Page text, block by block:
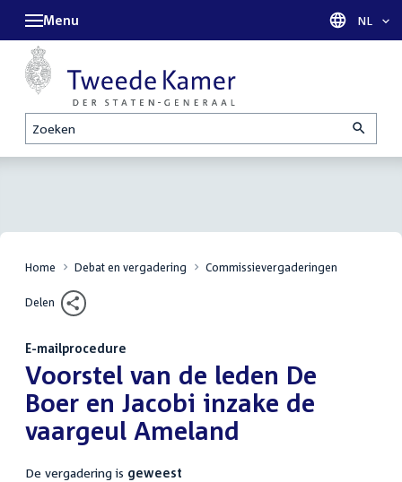
Zoeken
Menu Taal
NL
Home Debat en vergadering Commissievergaderingen
Delen
E-mailprocedure
:Voorstel van de leden De
Boer en Jacobi inzake de
vaargeul Ameland
De vergadering is geweest